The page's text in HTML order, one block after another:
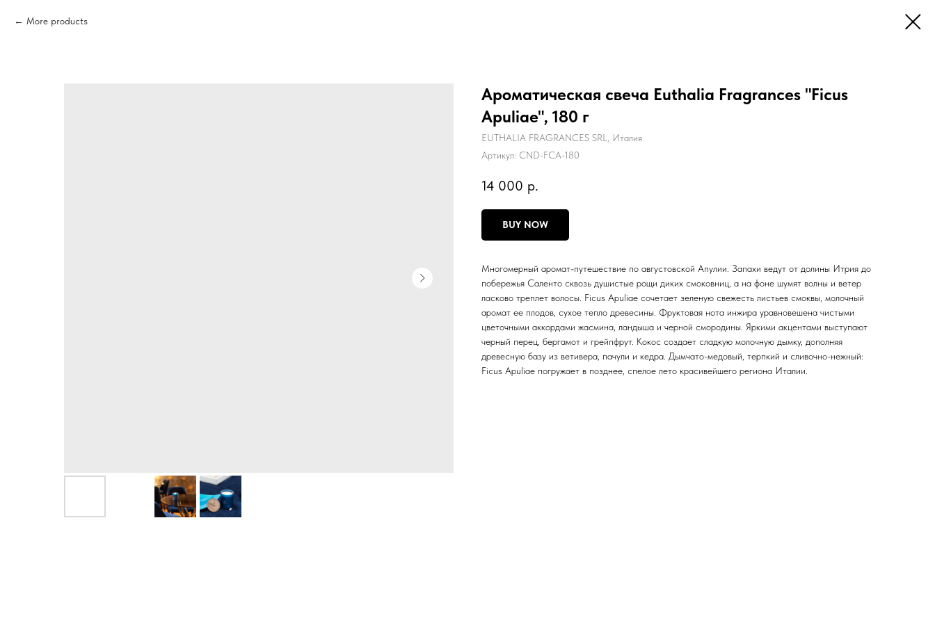
More products
Ароматическая свеча Euthalia Fragrances "Ficus
Apuliae", 180 г
EUTHALIA FRAGRANCES SRL, Италия
Артикул: CND-FCA-180
14 000 р.
BUY NOW
Многомерный аромат-путешествие по августовской Апулии. Запахи ведут от долины Итрия до
побережья Саленто сквозь душистые рощи диких смоковниц, а на фоне шумят волны и ветер
ласково треплет волосы. Ficus Apuliae сочетает зеленую свежесть листьев смоквы, молочный
аромат ее плодов, сухое тепло древесины. Фруктовая нота инжира уравновешена чистыми
цветочными аккордами жасмина, ландыша и черной смородины. Яркими акцентами выступают
черный перец, бергамот и грейпфрут. Кокос создает сладкую молочную дымку, дополняя
древесную базу из ветивера, пачули и кедра. Дымчато-медовый, терпкий и сливочно-нежный:
Ficus Apuliae погружает в позднее, спелое лето красивейшего региона Италии.